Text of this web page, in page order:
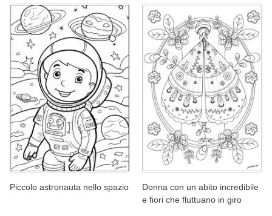
Piccolo astronauta nello spazio
Donna con un abito incredibile
e fiori che fluttuano in giro